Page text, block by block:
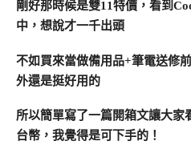
剛好那時候是雙11特價，看到
中，想說才一千出頭
不如買來當做備用品+筆電送修
外還是挺好用的
所以簡單寫了一篇開箱文讓大家
台幣，我覺得是可下手的！